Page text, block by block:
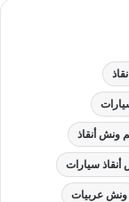
ونش أنقاذ
أنقاذ سيارات
ونش عربيات